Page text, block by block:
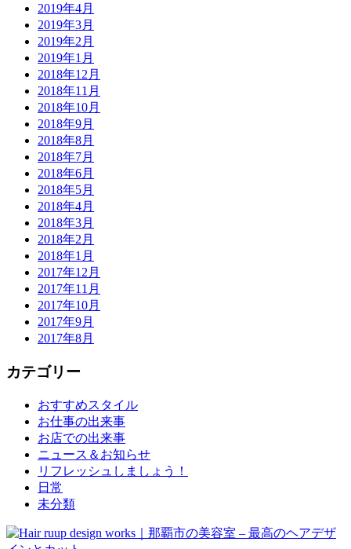
2019年4月
2019年3月
2019年2月
2019年1月
2018年12月
2018年11月
2018年10月
2018年9月
2018年8月
2018年7月
2018年6月
2018年5月
2018年4月
2018年3月
2018年2月
2018年1月
2017年12月
2017年11月
2017年10月
2017年9月
2017年8月
カテゴリー
おすすめスタイル
お仕事の出来事
お店での出来事
ニュース＆お知らせ
リフレッシュしましょう！
日常
未分類